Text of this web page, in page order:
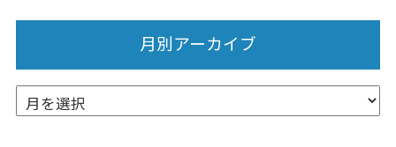
月別アーカイブ